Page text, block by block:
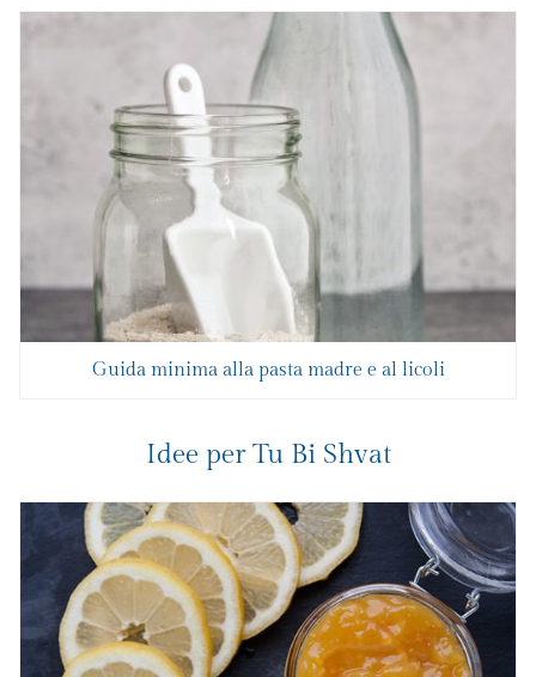
Guida minima alla pasta madre e al licoli
Idee per Tu Bi Shvat